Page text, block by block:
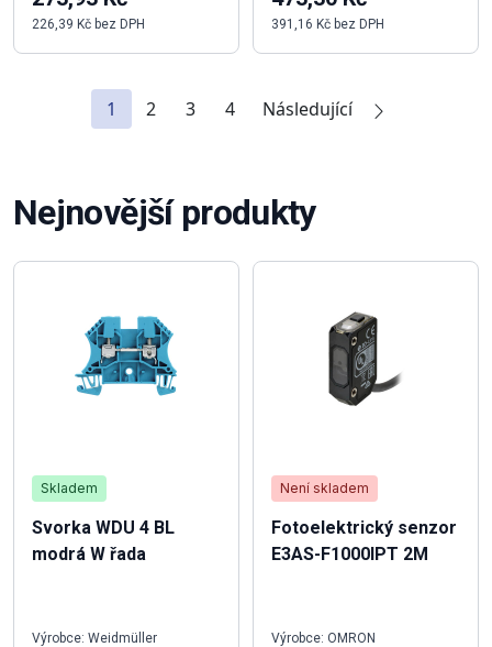
226,39 Kč bez DPH 391,16 Kč bez DPH
1 2 3 4 Následující
Nejnovější produkty
Skladem
Svorka WDU 4 BL
modrá W řada
Výrobce: Weidmüller
Není skladem
Fotoelektrický senzor
E3AS-F1000IPT 2M
Výrobce: OMRON